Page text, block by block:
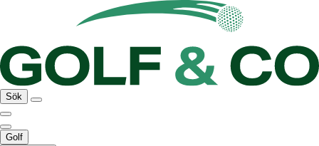
Sök
Golf